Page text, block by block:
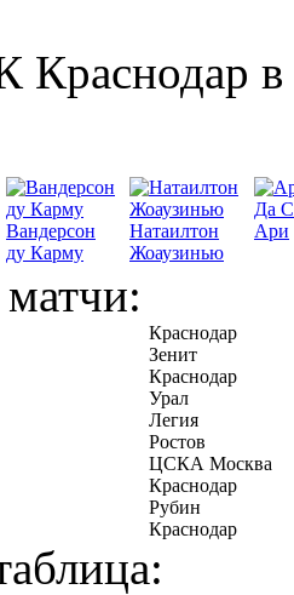
в
Вандерсон
ду Карму
Натаилтон
Жоаузинью
Да
Ари
Краснодар
Зенит
Краснодар
Урал
Легия
Ростов
ЦСКА Москва
Краснодар
Рубин
Краснодар